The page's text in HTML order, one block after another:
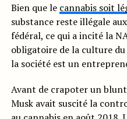
Bien que le cannabis soit
substance reste illégale
fédéral, ce qui a incité la
obligatoire de la culture
la société est un
Avant de crapoter un
Musk avait suscité la